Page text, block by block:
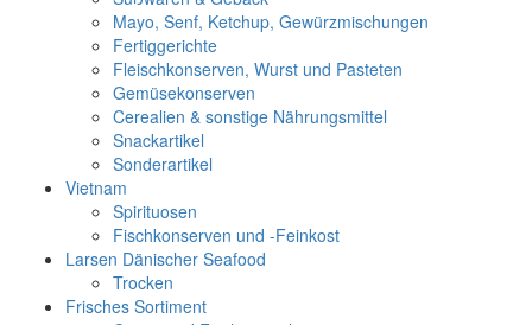
Mayo, Senf, Ketchup, Gewürzmischungen
Fertiggerichte
Fleischkonserven, Wurst und Pasteten
Gemüsekonserven
Cerealien & sonstige Nährungsmittel
Snackartikel
Sonderartikel
Vietnam
Spirituosen
Fischkonserven und -Feinkost
Larsen Dänischer Seafood
Trocken
Frisches Sortiment